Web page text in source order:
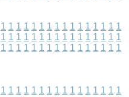
1 1 1 1 1 1 1 1 1 1 1 1 1 1 1 1
1 1 1 1 1 1 1 1 1 1 1 1 1 1 1 1
1 1 1 1 1 1 1 1 1 1 1 1 1 1 1 1
1 1 1 1 1 1 1 1 1 1 1 1 1 1 1 1